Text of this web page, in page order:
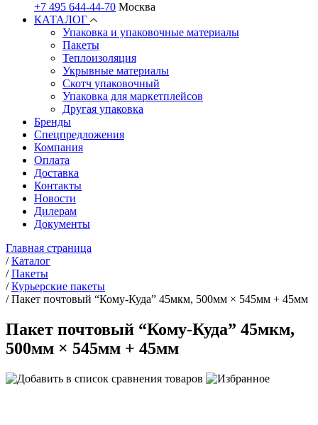
+7 495 644-44-70 Москва
КАТАЛОГ
Упаковка и упаковочные материалы
Пакеты
Теплоизоляция
Укрывные материалы
Скотч упаковочный
Упаковка для маркетплейсов
Другая упаковка
Бренды
Спецпредложения
Компания
Оплата
Доставка
Контакты
Новости
Дилерам
Документы
Главная страница
/ Каталог
/ Пакеты
/ Курьерские пакеты
/ Пакет почтовый “Кому-Куда” 45мкм, 500мм × 545мм + 45мм
Пакет почтовый “Кому-Куда” 45мкм,
500мм × 545мм + 45мм